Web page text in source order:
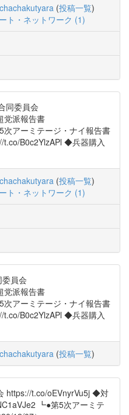
(投稿一覧)
ト・ネットワーク (1)
同委員会
党派報告書
アーミテージ・ナイ報告書
t.co/B0c2YlzAPl ◆兵器購入
(投稿一覧)
ト・ネットワーク (1)
員会
党派報告書
アーミテージ・ナイ報告書
t.co/B0c2YlzAPl ◆兵器購入
(投稿一覧)
https://t.co/oEVnyrVu5j ◆対
┗●第5次アーミテ